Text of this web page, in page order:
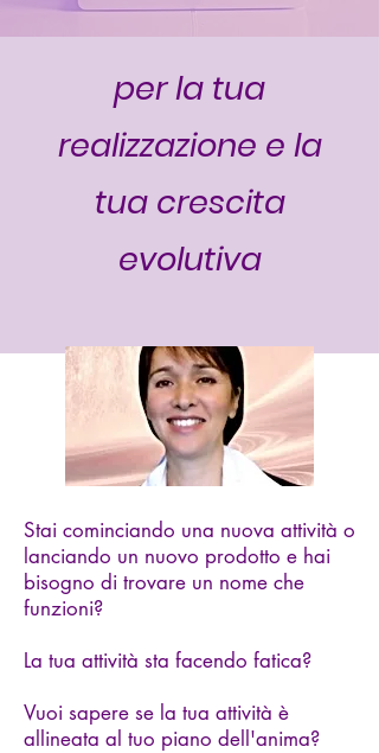
per la tua
realizzazione e la
tua crescita
evolutiva
Stai cominciando una nuova attività o
lanciando un nuovo prodotto e hai
bisogno di trovare un nome che
funzioni?
La tua attività sta facendo fatica?
Vuoi sapere se la tua attività è
allineata al tuo piano dell'anima?